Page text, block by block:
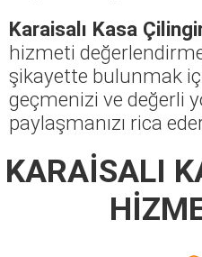
Karaisalı Kasa
hizmeti
şikayette bulunmak
geçmenizi ve değerli
paylaşmanızı rica
KARAİSALI